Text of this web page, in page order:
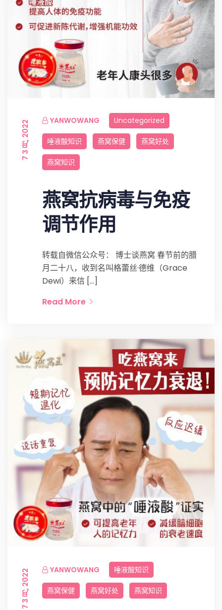
YANWOWANG
7 3 月, 2022 Uncategorized
唾液酸知识 燕窝保健 燕窝好处
燕窝知识
燕窝抗病毒与免疫
调节作用
转载自微信公众号： 博士谈燕窝 春节前的腊
月二十八，收到名叫格蕾丝·德维（Grace
Dewi）来信 […]
Read More
YANWOWANG
7 3 月, 2022 唾液酸知识
燕窝保健 燕窝好处 燕窝知识